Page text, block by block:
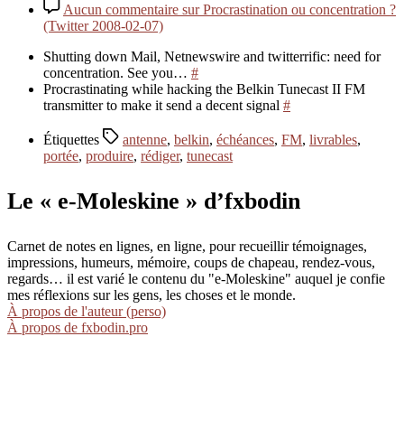
Aucun commentaire sur Procrastination ou concentration ?
(Twitter 2008-02-07)
Shutting down Mail, Netnewswire and twitterrific: need for
concentration. See you… #
Procrastinating while hacking the Belkin Tunecast II FM
transmitter to make it send a decent signal #
Étiquettes antenne, belkin, échéances, FM, livrables,
portée, produire, rédiger, tunecast
Le « e-Moleskine » d’fxbodin
Carnet de notes en lignes, en ligne, pour recueillir témoignages,
impressions, humeurs, mémoire, coups de chapeau, rendez-vous,
regards… il est varié le contenu du "e-Moleskine" auquel je confie
mes réflexions sur les gens, les choses et le monde.
À propos de l'auteur (perso)
À propos de fxbodin.pro